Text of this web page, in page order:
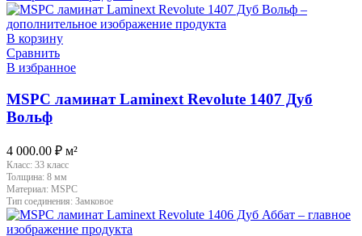
В корзину
Сравнить
В избранное
MSPC ламинат Laminext Revolute 1407 Дуб
Вольф
4 000.00 ₽ м²
Класс: 33 класс
Толщина: 8 мм
Материал: MSPC
Тип соединения: Замковое